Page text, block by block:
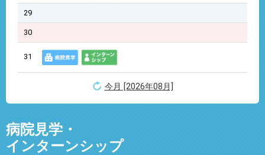
29
30
31
今月 [2026年08月]
病院見学・
インターンシップ